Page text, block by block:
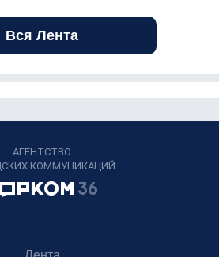
Вся Лента
АГЕНТСТВО
КОММУНИКАЦИЙ